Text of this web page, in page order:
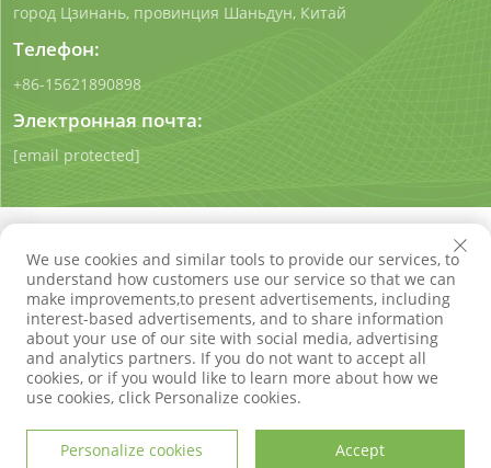
город Цзинань, провинция Шаньдун, Китай
Телефон:
+86-15621890898
Электронная почта:
[email protected]
Авторские права © Shandong Qigong Environmental
Protection Technology Co., Ltd. Все права защищены
Политика конфиденциальности Блог
We use cookies and similar tools to provide our services, to
understand how customers use our service so that we can
make improvements,to present advertisements, including
interest-based advertisements, and to share information
about your use of our site with social media, advertising
and analytics partners. If you do not want to accept all
cookies, or if you would like to learn more about how we
use cookies, click Personalize cookies.
Personalize cookies Accept